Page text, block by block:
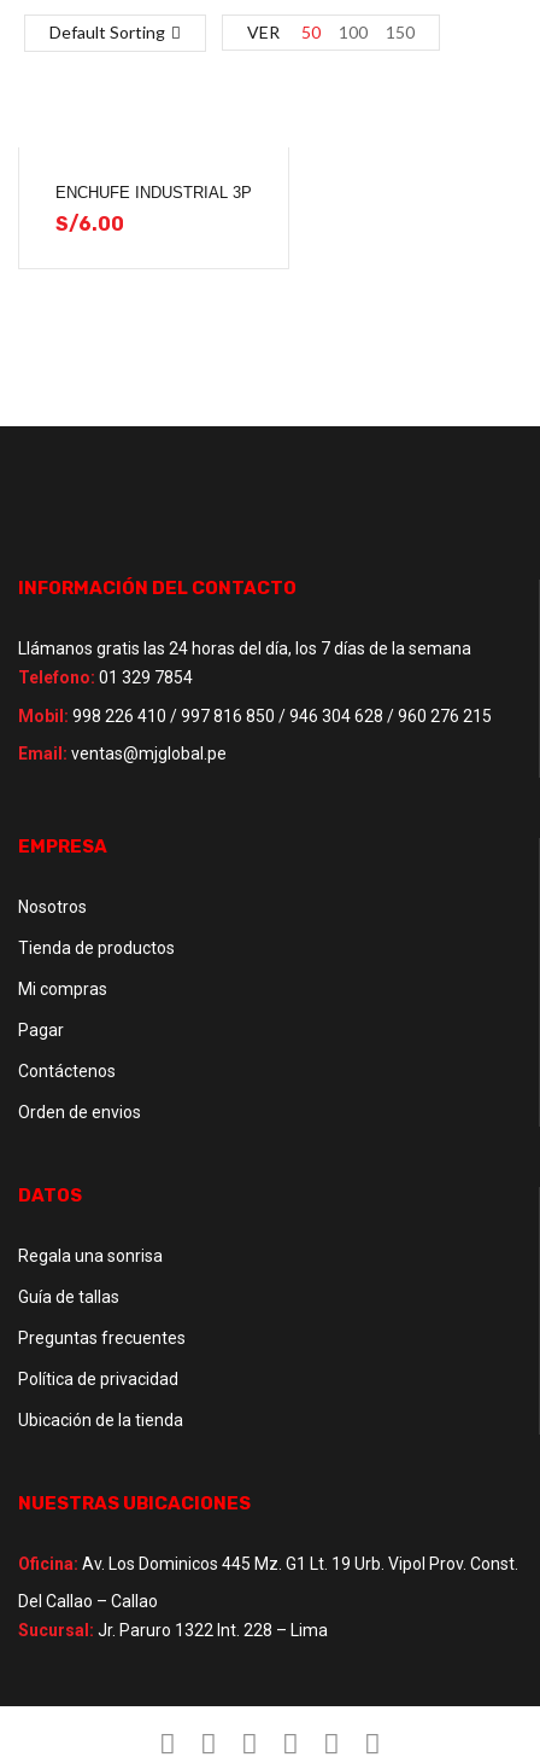
Default Sorting VER 50 100 150
ENCHUFE INDUSTRIAL 3P
S/6.00
INFORMACIÓN DEL CONTACTO
Llámanos gratis las 24 horas del día, los 7 días de la semana
Telefono: 01 329 7854
Mobil: 998 226 410 / 997 816 850 / 946 304 628 / 960 276 215
Email: ventas@mjglobal.pe
EMPRESA
Nosotros
Tienda de productos
Mi compras
Pagar
Contáctenos
Orden de envios
DATOS
Regala una sonrisa
Guía de tallas
Preguntas frecuentes
Política de privacidad
Ubicación de la tienda
NUESTRAS UBICACIONES
Oficina: Av. Los Dominicos 445 Mz. G1 Lt. 19 Urb. Vipol Prov. Const.
Del Callao – Callao
Sucursal: Jr. Paruro 1322 Int. 228 – Lima